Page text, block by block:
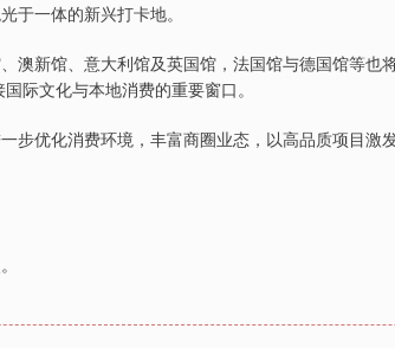
于一体的新兴打卡地。
澳新馆、意大利馆及英国馆，法国馆与德国馆等也
际文化与本地消费的重要窗口。
步优化消费环境，丰富商圈业态，以高品质项目激